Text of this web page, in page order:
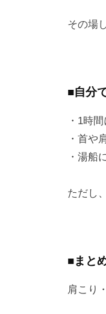
その場
■自分
・1時
・首や
・湯船
ただし
■まと
肩こり